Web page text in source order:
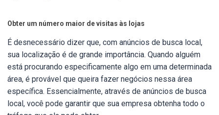
Obter um número maior de visitas às lojas
É desnecessário dizer que, com anúncios de busca local,
sua localização é de grande importância. Quando alguém
está procurando especificamente algo em uma determinada
área, é provável que queira fazer negócios nessa área
específica. Essencialmente, através de anúncios de busca
local, você pode garantir que sua empresa obtenha todo o